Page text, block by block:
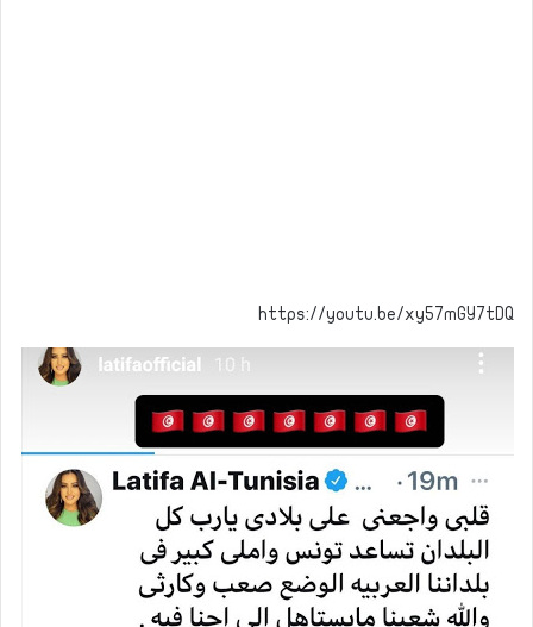
https://youtu.be/xy57mGY7tDQ